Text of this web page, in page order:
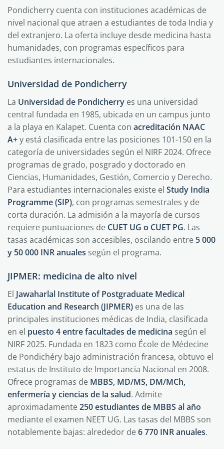
Pondicherry cuenta con instituciones académicas de
nivel nacional que atraen a estudiantes de toda India y
del extranjero. La oferta incluye desde medicina hasta
humanidades, con programas específicos para
estudiantes internacionales.
Universidad de Pondicherry
La Universidad de Pondicherry es una universidad
central fundada en 1985, ubicada en un campus junto
a la playa en Kalapet. Cuenta con acreditación NAAC
A+y está clasificada entre las posiciones 101-150 en la
categoría de universidades según el NIRF 2024. Ofrece
programas de grado, posgrado y doctorado en
Ciencias, Humanidades, Gestión, Comercio y Derecho.
Para estudiantes internacionales existe el Study India
Programme (SIP), con programas semestrales y de
corta duración. La admisión a la mayoría de cursos
requiere puntuaciones de CUET UG o CUET PG. Las
tasas académicas son accesibles, oscilando entre 5 000
y 50 000 INR anuales según el programa.
JIPMER: medicina de alto nivel
El Jawaharlal Institute of Postgraduate Medical
Education and Research (JIPMER) es una de las
principales instituciones médicas de India, clasificada
en el puesto 4 entre facultades de medicina según el
NIRF 2025. Fundada en 1823 como École de Médecine
de Pondichéry bajo administración francesa, obtuvo el
estatus de Instituto de Importancia Nacional en 2008.
Ofrece programas de MBBS, MD/MS, DM/MCh,
enfermería y ciencias de la salud. Admite
aproximadamente250 estudiantes de MBBS al año
mediante el examen NEET UG. Las tasas del MBBS son
notablemente bajas: alrededor de6 770 INR anuales.